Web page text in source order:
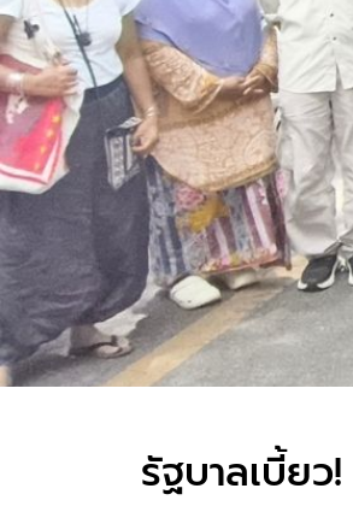
รัฐบาลเบี้ย